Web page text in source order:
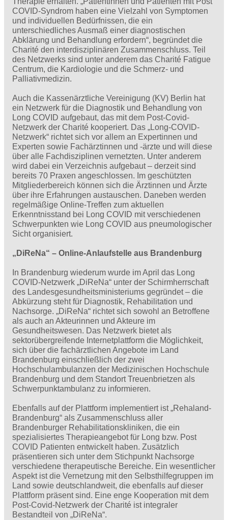
COVID-Syndrom haben eine Vielzahl von Symptomen
und individuellen Bedürfnissen, die ein
unterschiedliches Ausmaß einer diagnostischen
Abklärung und Behandlung erfordern“, begründet die
Charité den interdisziplinären Zusammenschluss. Teil
des Netzwerks sind unter anderem das Charité Fatigue
Centrum, die Kardiologie und die Schmerz- und
Palliativmedizin.
Auch die Kassenärztliche Vereinigung (KV) Berlin hat
ein Netzwerk für die Diagnostik und Behandlung von
Long COVID aufgebaut, das mit dem Post-Covid-
Netzwerk der Charité kooperiert. Das „Long-COVID-
Netzwerk“ richtet sich vor allem an Expertinnen und
Experten sowie Fachärztinnen und -ärzte und will diese
über alle Fachdisziplinen vernetzten. Unter anderem
wird dabei ein Verzeichnis aufgebaut – derzeit sind
bereits 70 Praxen angeschlossen. Im geschützten
Mitgliederbereich können sich die Ärztinnen und Ärzte
über ihre Erfahrungen austauschen. Daneben werden
regelmäßige Online-Treffen zum aktuellen
Erkenntnisstand bei Long COVID mit verschiedenen
Schwerpunkten wie Long COVID aus pneumologischer
Sicht organisiert.
„DiReNa“ – Online-Anlaufstelle aus Brandenburg
In Brandenburg wiederum wurde im April das Long
COVID-Netzwerk „DiReNa“ unter der Schirmherrschaft
des Landesgesundheitsministeriums gegründet – die
Abkürzung steht für Diagnostik, Rehabilitation und
Nachsorge. „DiReNa“ richtet sich sowohl an Betroffene
als auch an Akteurinnen und Akteure im
Gesundheitswesen. Das Netzwerk bietet als
sektorübergreifende Internetplattform die Möglichkeit,
sich über die fachärztlichen Angebote im Land
Brandenburg einschließlich der zwei
Hochschulambulanzen der Medizinischen Hochschule
Brandenburg und dem Standort Treuenbrietzen als
Schwerpunktambulanz zu informieren.
Ebenfalls auf der Plattform implementiert ist „Rehaland-
Brandenburg“ als Zusammenschluss aller
Brandenburger Rehabilitationskliniken, die ein
spezialisiertes Therapieangebot für Long bzw. Post
COVID Patienten entwickelt haben. Zusätzlich
präsentieren sich unter dem Stichpunkt Nachsorge
verschiedene therapeutische Bereiche. Ein wesentlicher
Aspekt ist die Vernetzung mit den Selbsthilfegruppen im
Land sowie deutschlandweit, die ebenfalls auf dieser
Plattform präsent sind. Eine enge Kooperation mit dem
Post-Covid-Netzwerk der Charité ist integraler
Bestandteil von „DiReNa“.